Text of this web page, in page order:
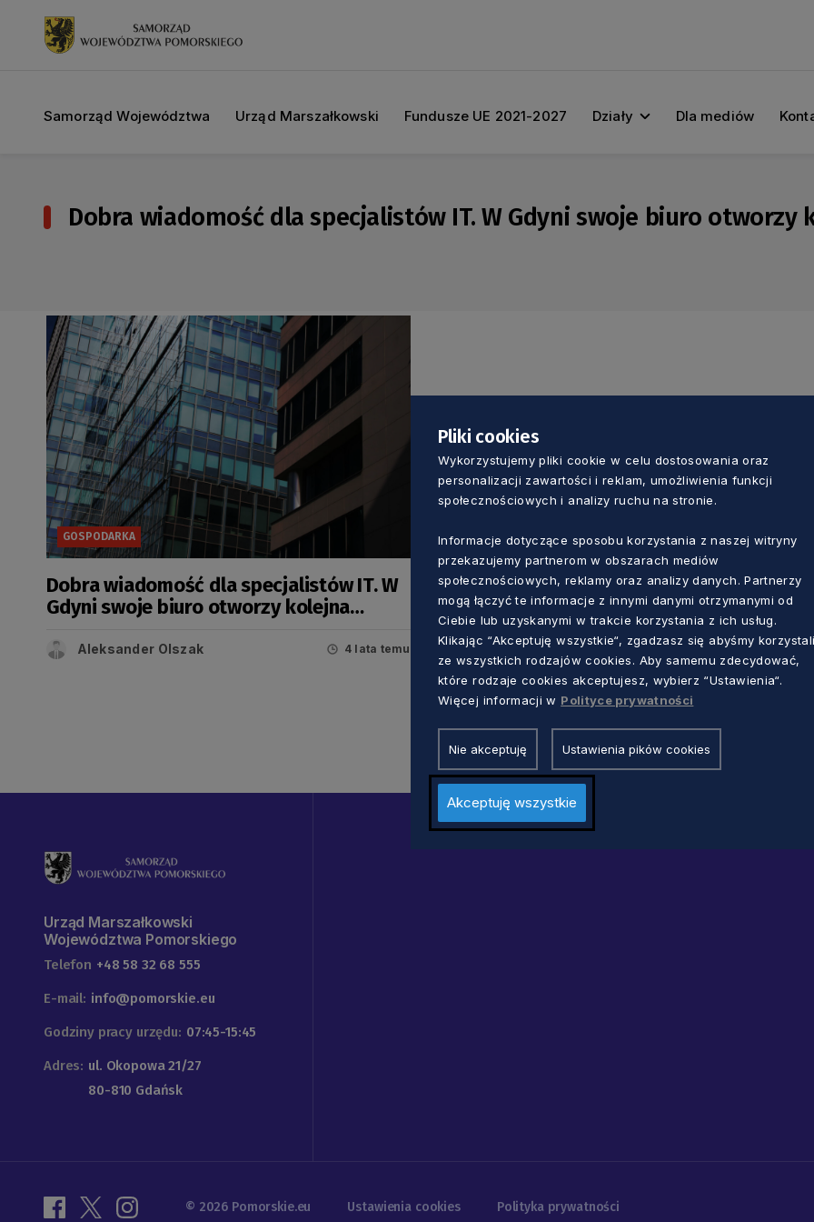
Samorząd Województwa Urząd Marszałkowski Fundusze UE 2021-2027 Działy Dla mediów
Dobra wiadomość dla specjalistów IT. W Gdyni swoje biuro
GOSPODARKA
Dobra wiadomość dla specjalistów IT. W
Gdyni swoje biuro otworzy kolejna
Aleksander Olszak 4 lata temu
Urząd Marszałkowski
Województwa Pomorskiego
Telefon +48 58 32 68 555
E-mail: info@pomorskie.eu
Godziny pracy urzędu: 07:45-15:45
Adres: ul. Okopowa 21/27
80-810 Gdańsk
© 2026 Pomorskie.eu Ustawienia cookies Polityka prywatności
Pliki cookies
Wykorzystujemy pliki cookie w celu dostosowania oraz
personalizacji zawartości i reklam, umożliwienia funkcji
społecznościowych i analizy ruchu na stronie.
Informacje dotyczące sposobu korzystania z naszej witryny
przekazujemy partnerom w obszarach mediów
społecznościowych, reklamy oraz analizy danych. Partnerzy
mogą łączyć te informacje z innymi danymi otrzymanymi od
Ciebie lub uzyskanymi w trakcie korzystania z ich usług.
Klikając “Akceptuję wszystkie“, zgadzasz się abyśmy
ze wszystkich rodzajów cookies. Aby samemu zdecydować,
które rodzaje cookies akceptujesz, wybierz “Ustawienia“.
Więcej informacji w Polityce prywatności
Nie akceptuję Ustawienia pików cookies
Akceptuję wszystkie